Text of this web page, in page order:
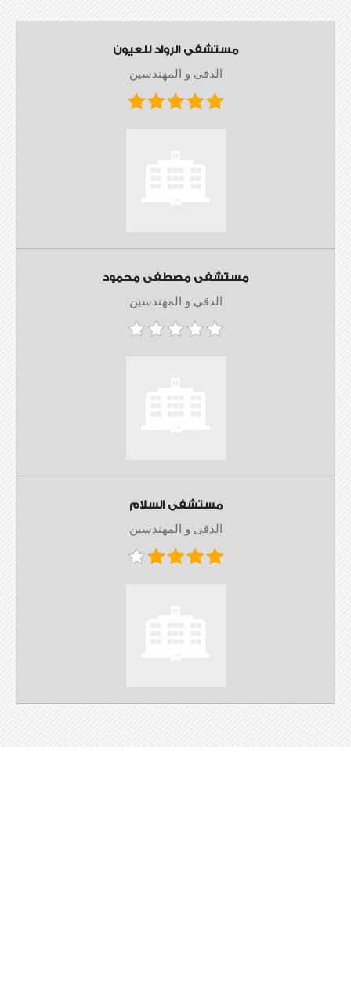
مستشفى الرواد للعيون
الدقى و المهندسين
مستشفى مصطفى محمود
الدقى و المهندسين
مستشفى السلام
الدقى و المهندسين